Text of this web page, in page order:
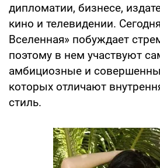
дипломатии, бизнесе,
кино и телевидении.
Вселенная» побуждает
поэтому в нем участвуют
амбициозные и
которых отличают
стиль.